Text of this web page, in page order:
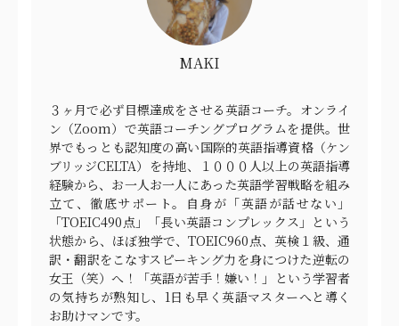
MAKI
３ヶ月で必ず目標達成をさせる英語コーチ。オンライ
ン（Zoom）で英語コーチングプログラムを提供。世
界でもっとも認知度の高い国際的英語指導資格（ケン
ブリッジCELTA）を持地、１０００人以上の英語指導
経験から、お一人お一人にあった英語学習戦略を組み
立て、徹底サポート。自身が「英語が話せない」
「TOEIC490点」「長い英語コンプレックス」という
状態から、ほぼ独学で、TOEIC960点、英検１級、通
訳・翻訳をこなすスピーキング力を身につけた逆転の
女王（笑）へ！「英語が苦手！嫌い！」という学習者
の気持ちが熟知し、1日も早く英語マスターへと導く
お助けマンです。